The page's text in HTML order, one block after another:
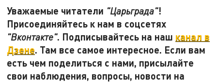
Уважаемые читатели "Царьграда"!
Присоединяйтесь к нам в соцсетях
"Вконтакте". Подписывайтесь на наш канал в
Дзене. Там все самое интересное. Если вам
есть чем поделиться с нами, присылайте
свои наблюдения, вопросы, новости на